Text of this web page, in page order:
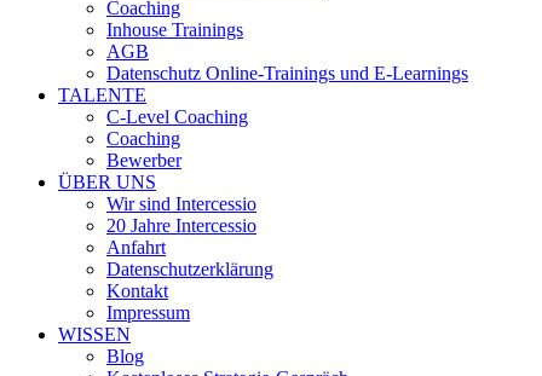
Coaching
Inhouse Trainings
AGB
Datenschutz Online-Trainings und E-Learnings
TALENTE
C-Level Coaching
Coaching
Bewerber
ÜBER UNS
Wir sind Intercessio
20 Jahre Intercessio
Anfahrt
Datenschutzerklärung
Kontakt
Impressum
WISSEN
Blog